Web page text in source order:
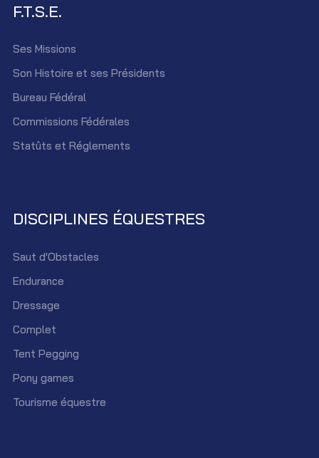
F.T.S.E.
Ses Missions
Son Histoire et ses Présidents
Bureau Fédéral
Commissions Fédérales
Statûts et Réglements
DISCIPLINES ÉQUESTRES
Saut d'Obstacles
Endurance
Dressage
Complet
Tent Pegging
Pony games
Tourisme équestre